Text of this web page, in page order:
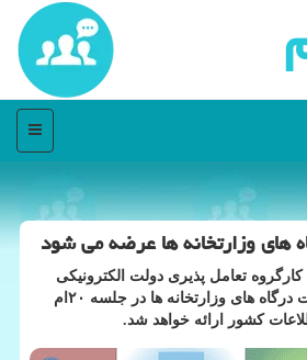
منو
های وزارتخانه ها عرضه می شود
تعامل پذیری دولت الکترونیکی
اعلام نمود ارزیابی شفافیت درگاه های وزارتخانه ها در جلسه ۲۰ام
کشور ارائه خواهد شد.